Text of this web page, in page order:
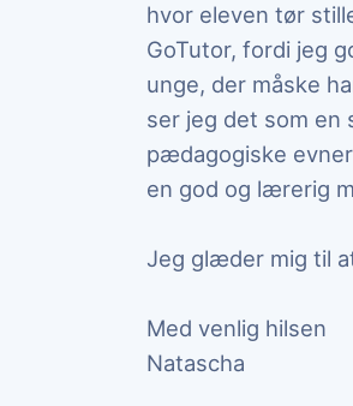
hvor eleven tør
GoTutor, fordi jeg
unge, der måske
ser jeg det som en
pædagogiske
en god og lærerig
Jeg glæder mig til
Med venlig hilsen
Natascha